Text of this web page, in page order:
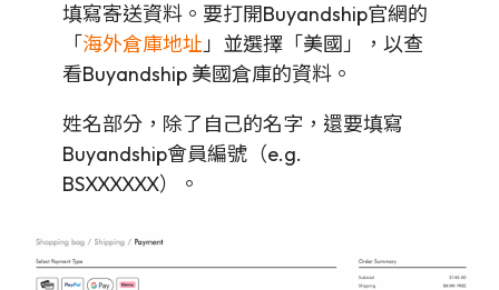
填寫寄送資料。要打開Buyandship官網的
「海外倉庫地址」並選擇「美國」，以查
看Buyandship 美國倉庫的資料。
姓名部分，除了自己的名字，還要填寫
Buyandship會員編號（e.g.
BSXXXXXX）。